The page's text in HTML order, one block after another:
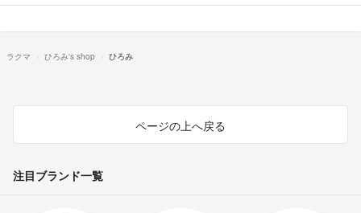
ラクマ ひろみ's shop ひろみ
ページの上へ戻る
注目ブランド一覧